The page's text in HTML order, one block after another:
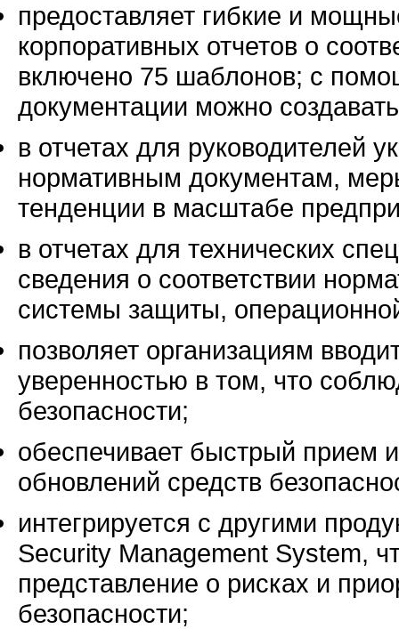
предоставляет гибкие и
корпоративных отчетов о
включено 75 шаблонов; с
документации можно
в отчетах для руководителей
нормативным документам,
тенденции в масштабе
в отчетах для технических
сведения о соответствии
системы защиты,
позволяет организациям
уверенностью в том, что
безопасности;
обеспечивает быстрый прием
обновлений средств
интегрируется с другими
Security Management System,
представление о рисках и
безопасности;